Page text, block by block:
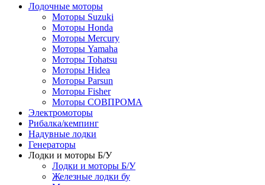
Лодочные моторы
Моторы Suzuki
Моторы Honda
Моторы Mercury
Моторы Yamaha
Моторы Tohatsu
Моторы Hidea
Моторы Parsun
Моторы Fisher
Моторы СОВПРОМА
Электромоторы
Рибалка/кемпинг
Надувные лодки
Генераторы
Лодки и моторы Б/У
Лодки и моторы Б/У
Железные лодки бу